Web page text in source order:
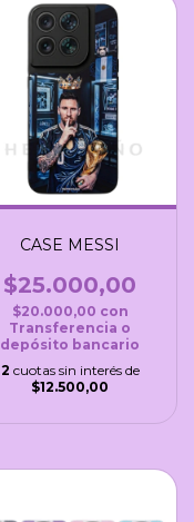
CASE MESSI
$25.000,00
$20.000,00 con
Transferencia o
depósito bancario
2 cuotas sin interés de
$12.500,00